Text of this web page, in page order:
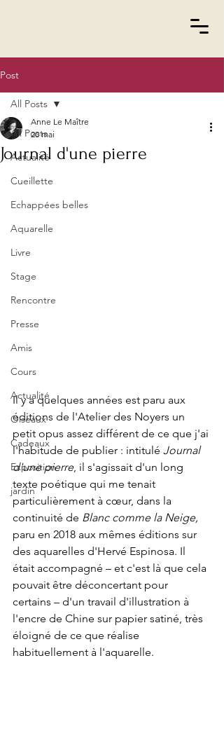
Post
All Posts
Actualité
Cueillette
Echappées belles
Aquarelle
Livre
Stage
Rencontre
Presse
Amis
Cours
Actualité
Oiseaux
Cadeaux
Exposition
jardin
All Posts
Journal d'une pierre
Anne Le Maître
20 mai
Il y a quelques années est paru aux
éditions de l'Atelier des Noyers un
petit opus assez différent de ce que j'ai
l'habitude de publier : intitulé Journal
d'une pierre, il s'agissait d'un long
texte poétique qui me tenait
particulièrement à cœur, dans la
continuité de Blanc comme la Neige,
paru en 2018 aux mêmes éditions sur
des aquarelles d'Hervé Espinosa. Il
était accompagné – et c'est là que cela
pouvait être déconcertant pour
certains – d'un travail d'illustration à
l'encre de Chine sur papier satiné, très
éloigné de ce que réalise
habituellement à l'aquarelle.